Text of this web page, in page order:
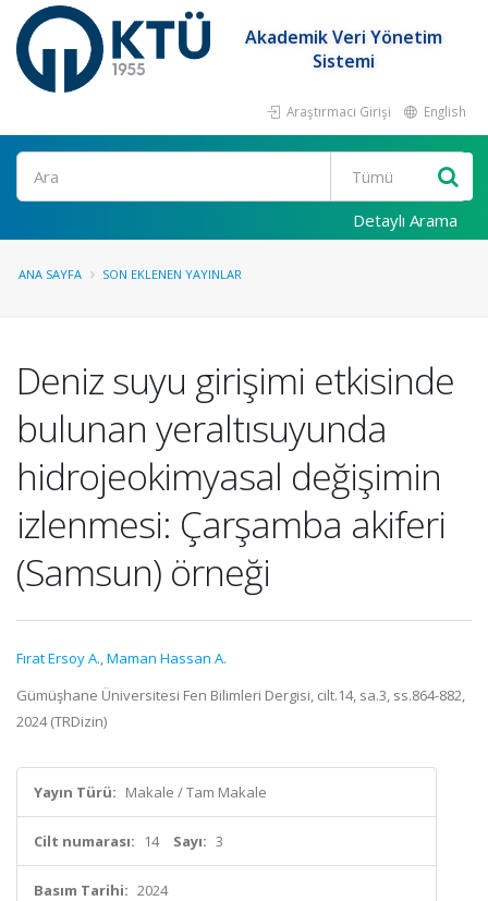
Akademik Veri Yönetim
Sistemi
Araştırmacı Girişi English
Ara
Detaylı Arama
ANA SAYFA SON EKLENEN YAYINLAR
Deniz suyu girişimi etkisinde
bulunan yeraltısuyunda
hidrojeokimyasal değişimin
izlenmesi: Çarşamba akiferi
(Samsun) örneği
Fırat Ersoy A.,Maman Hassan A.
Gümüşhane Üniversitesi Fen Bilimleri Dergisi, cilt.14, sa.3, ss.864-882,
2024 (TRDizin)
Yayın Türü: Makale / Tam Makale
Cilt numarası: 14 Sayı: 3
Basım Tarihi: 2024